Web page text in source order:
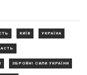
КИЇВ УКРАЇНА
ЗБРОЙНІ СИЛИ УКРАЇНИ